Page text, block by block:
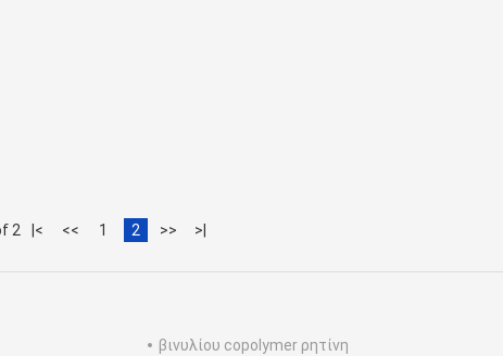
2 |< << 1 2 >> >|
βινυλίου copolymer ρητίνη